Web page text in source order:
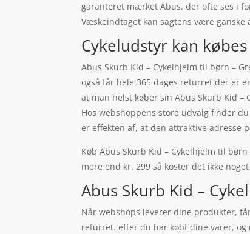
garanteret mærket Abus, der ofte ses i
Væskeindtaget kan sagtens være
Cykeludstyr kan
Abus Skurb Kid – Cykelhjelm til børn –
også får hele 365 dages returret der er
at man helst køber sin Abus Skurb Kid
Hos webshoppens store udvalg finder
er effekten af, at den attraktive adresse
Køb Abus Skurb Kid – Cykelhjelm til
mere end kr. 299 så koster det ikke
Abus Skurb Kid –
Når webshops leverer dine produkter,
returret. efter du har købt dine varer,